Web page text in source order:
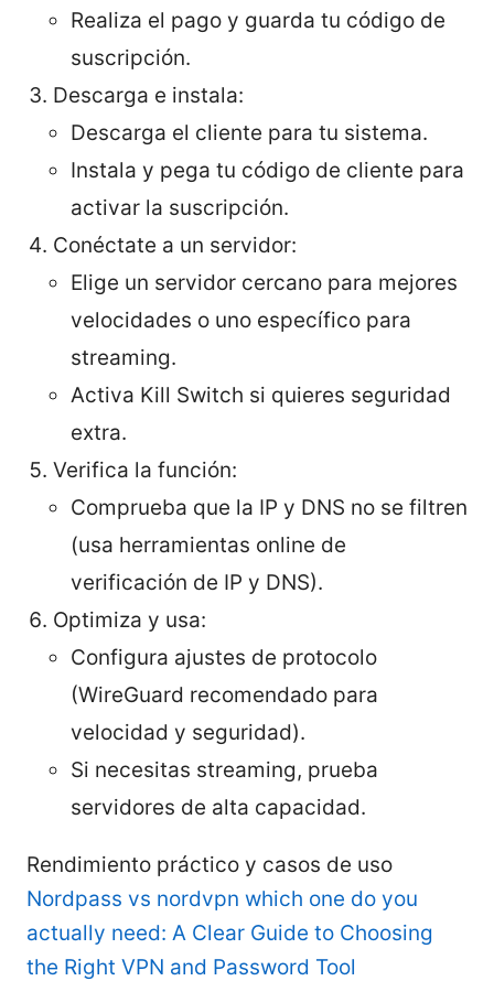
Realiza el pago y guarda tu código de
suscripción.
Descarga e instala:
Descarga el cliente para tu sistema.
Instala y pega tu código de cliente para
activar la suscripción.
Conéctate a un servidor:
Elige un servidor cercano para mejores
velocidades o uno específico para
streaming.
Activa Kill Switch si quieres seguridad
extra.
Verifica la función:
Comprueba que la IP y DNS no se filtren
(usa herramientas online de
verificación de IP y DNS).
Optimiza y usa:
Configura ajustes de protocolo
(WireGuard recomendado para
velocidad y seguridad).
Si necesitas streaming, prueba
servidores de alta capacidad.
Rendimiento práctico y casos de uso
Nordpass vs nordvpn which one do you
actually need: A Clear Guide to Choosing
the Right VPN and Password Tool